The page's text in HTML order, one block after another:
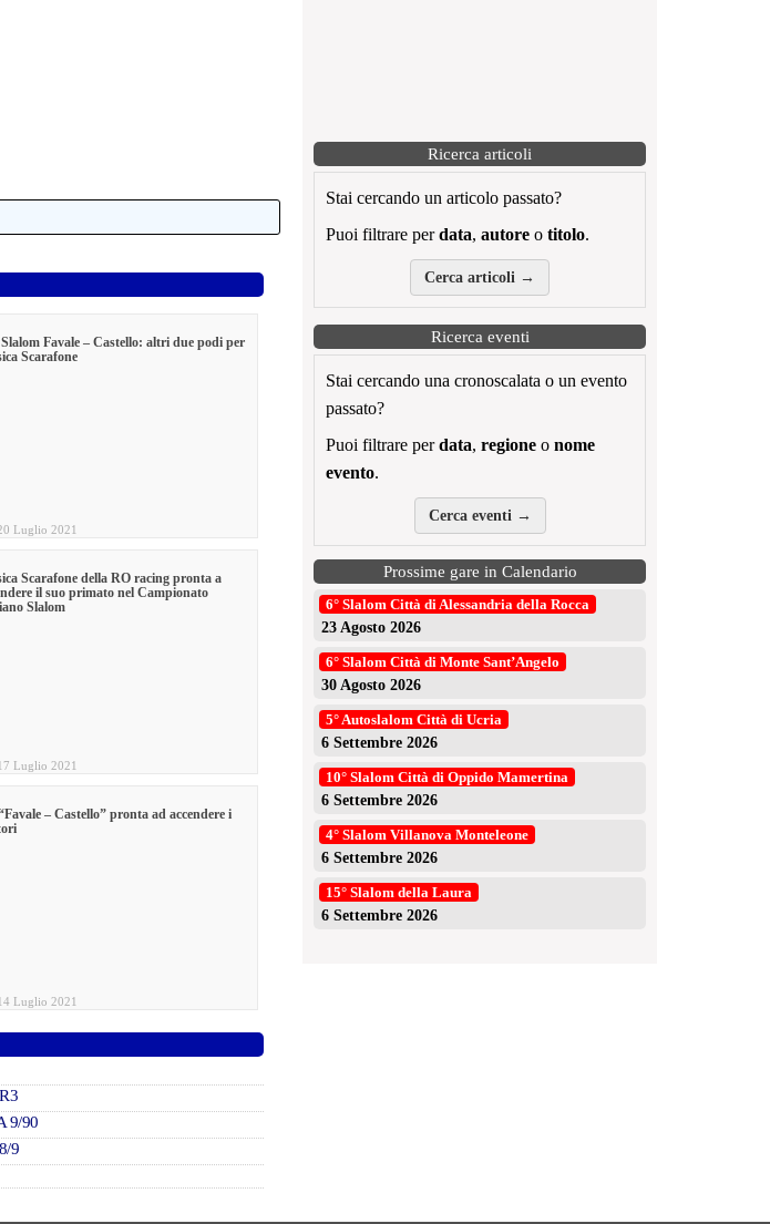
Ricerca articoli
Stai cercando un articolo passato?
Puoi filtrare perdata, autore o titolo.
Cerca articoli →
Ricerca eventi
Stai cercando una cronoscalata o un evento
passato?
Puoi filtrare perdata, regione o nome
evento.
Cerca eventi →
Prossime gare in Calendario
6° Slalom Città di Alessandria della Rocca
23 Agosto 2026
6° Slalom Città di Monte Sant’Angelo
30 Agosto 2026
5° Autoslalom Città di Ucria
6 Settembre 2026
10° Slalom Città di Oppido Mamertina
6 Settembre 2026
4° Slalom Villanova Monteleone
6 Settembre 2026
15° Slalom della Laura
6 Settembre 2026
Slalom Favale – Castello: altri due podi per
Scarafone
Luglio 2021
Scarafone della RO racing pronta a
il suo primato nel Campionato
Slalom
Luglio 2021
– Castello” pronta ad accendere i
Luglio 2021
9/90
9